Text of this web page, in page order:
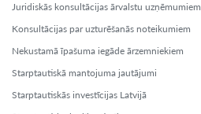
Juridiskās konsultācijas ārvalstu uzņēmumiem
Konsultācijas par uzturēšanās noteikumiem
Nekustamā īpašuma iegāde ārzemniekiem
Starptautiskā mantojuma jautājumi
Starptautiskās investīcijas Latvijā